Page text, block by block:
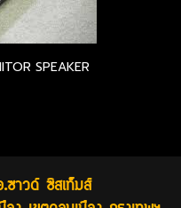
SPEAKER
ซาวด์ ซิสเท็มส์